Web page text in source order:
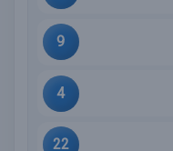
9
4
22